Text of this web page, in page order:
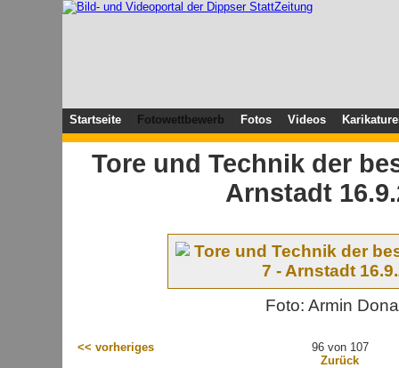
Startseite Fotowettbewerb Fotos Videos
Tore und Technik der
Arnstadt
Foto: Armin
<< vorheriges
96 von 107
Zurück